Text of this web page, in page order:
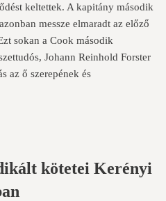
keltettek. A kapitány második
messze elmaradt az előző
sokan a Cook második
Johann Reinhold Forster
az ő szerepének és
kötetei Kerényi